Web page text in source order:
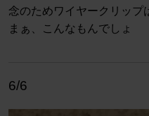
念のためワイヤークリップ
まぁ、こんなもんでしょ
6/6